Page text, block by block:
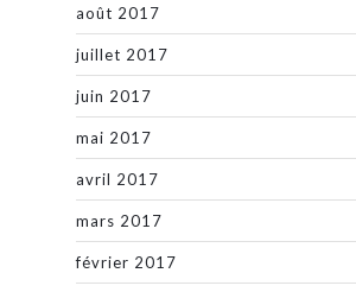
août 2017
juillet 2017
juin 2017
mai 2017
avril 2017
mars 2017
février 2017